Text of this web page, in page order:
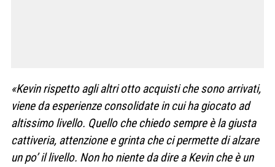
«Kevin rispetto agli altri otto acquisti che sono arrivati,
viene da esperienze consolidate in cui ha giocato ad
altissimo livello. Quello che chiedo sempre è la giusta
cattiveria, attenzione e grinta che ci permette di alzare
un po’ il livello. Non ho niente da dire a Kevin che è un